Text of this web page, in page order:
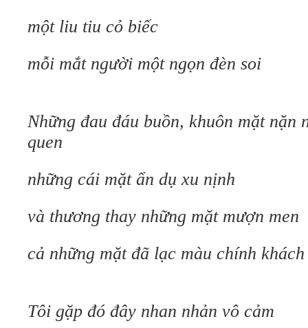
một liu tiu cỏ biếc
mỗi mắt người một ngọn đèn soi
Những đau đáu buồn, khuôn mặt nặn
quen
những cái mặt ẩn dụ xu nịnh
và thương thay những mặt mượn men
cả những mặt đã lạc màu chính khách
Tôi gặp đó đây nhan nhản vô cảm